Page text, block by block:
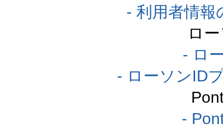
- 利用者情報
ロ
- ロ
- ローソンID
-